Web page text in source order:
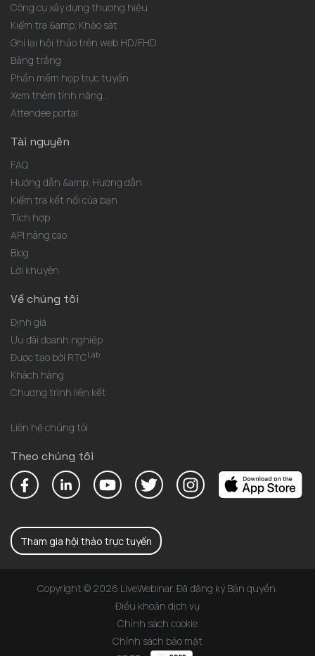
Công cụ xây dựng thương hiệu
Kiểm tra &amp; Khảo sát
Ghi lại hội thảo trên web HD/FHD
Bảng trắng
Phần mềm họp trực tuyến
Xem thêm tính năng...
Attendee portal
Tài nguyên
FAQ
Hướng dẫn &amp; Hướng dẫn
Kiểm tra kết nối của bạn
Tích hợp
API nâng cao
Blog
Lời khuyên
Về chúng tôi
Định giá
Ưu đãi doanh nghiệp
Được tạo bởi RTCLab
Khách hàng
Chương trình liên kết
Liên hệ chúng tôi
Theo chúng tôi
Tham gia hội thảo trực tuyến
Copyright © 2026 LiveWebinar. Đã đăng ký Bản quyền.
Điều khoản dịch vụ
Chính sách cookie
Chính sách bảo mật